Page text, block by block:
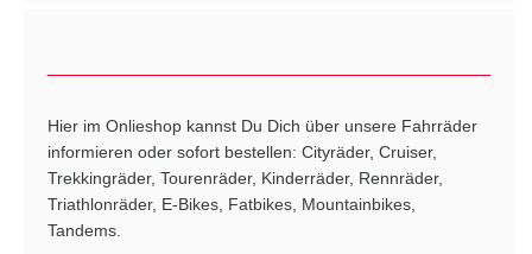
Hier im Onlieshop kannst Du Dich über unsere Fahrräder
informieren oder sofort bestellen: Cityräder, Cruiser,
Trekkingräder, Tourenräder, Kinderräder, Rennräder,
Triathlonräder, E-Bikes, Fatbikes, Mountainbikes,
Tandems.